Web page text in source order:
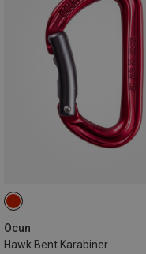
Ocun
Hawk Bent Karabiner